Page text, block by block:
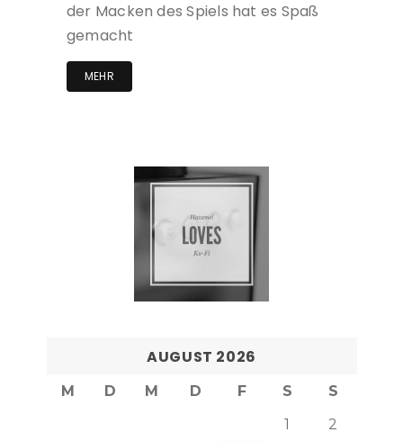
der Macken des Spiels hat es Spaß
gemacht
MEHR
AUGUST 2026
M D M D F S
S
1
2